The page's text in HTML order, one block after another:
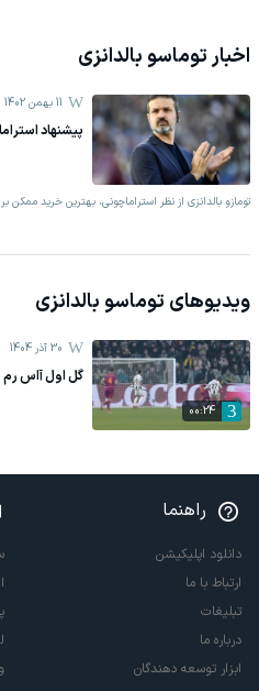
اخبارتوماسو بالدانزی
11 بهمن 1402
پیشنهاد
تومازو بالدانزی از نظر استراماچونی، بهترین خرید
ویدیوهای توماسو بالدانزی
00:24
30 آذر 1404
گل اول آاس رم
راهنما
دانلود اپلیکیشن
ارتباط با ما
تبلیغات
درباره ما
ابزار توسعه دهندگان